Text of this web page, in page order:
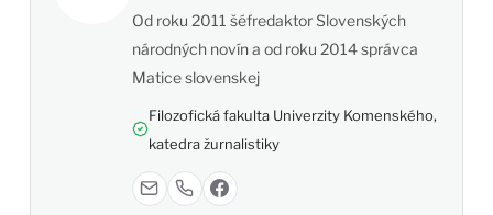
Od roku 2011 šéfredaktor Slovenských
národných novín a od roku 2014 správca
Matice slovenskej
Filozofická fakulta Univerzity Komenského,
katedra žurnalistiky